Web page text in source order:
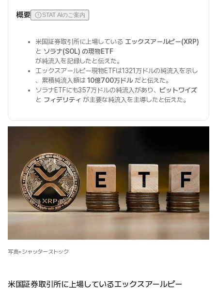
概要 STAT AIのご案内
米国証券取引所に上場している エックスアールピー(XRP)
と ソラナ(SOL) の現物ETF
が純流入を記録したと伝えた。
エックスアールピー現物ETFは1321万ドルの純流入を示し
、累積純流入額は10億700万ドルだと伝えた。
ソラナETFにも357万ドルの純流入があり、 ビットワイズ
と フィデリティ が主要な純流入を主導したと伝えた。
写真=シャッターストック
米国証券取引所に上場しているエックスアールピー